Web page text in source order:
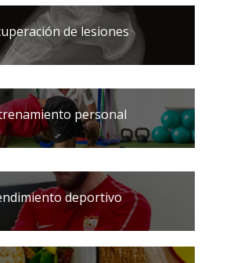
de lesiones
personal
deportivo